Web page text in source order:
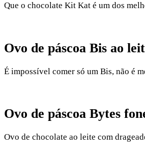
Que o chocolate Kit Kat é um dos
Ovo de páscoa Bis ao
É impossível comer só um Bis, não é
Ovo de páscoa Bytes
Ovo de chocolate ao leite com